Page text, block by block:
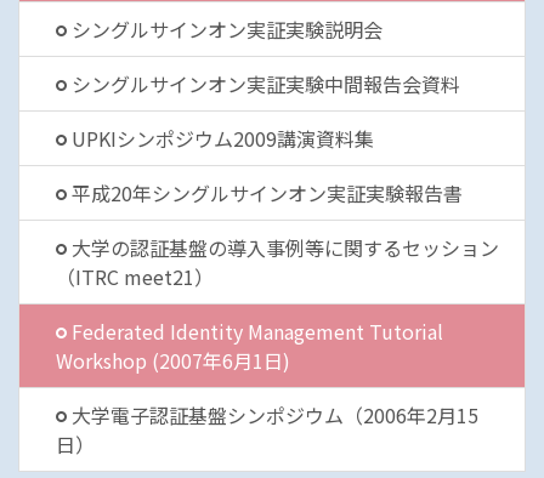
シングルサインオン実証実験説明会
シングルサインオン実証実験中間報告会資料
UPKIシンポジウム2009講演資料集
平成20年シングルサインオン実証実験報告書
大学の認証基盤の導入事例等に関するセッション
（ITRC meet21）
Federated Identity Management Tutorial
Workshop (2007年6月1日)
大学電子認証基盤シンポジウム（2006年2月15
日）